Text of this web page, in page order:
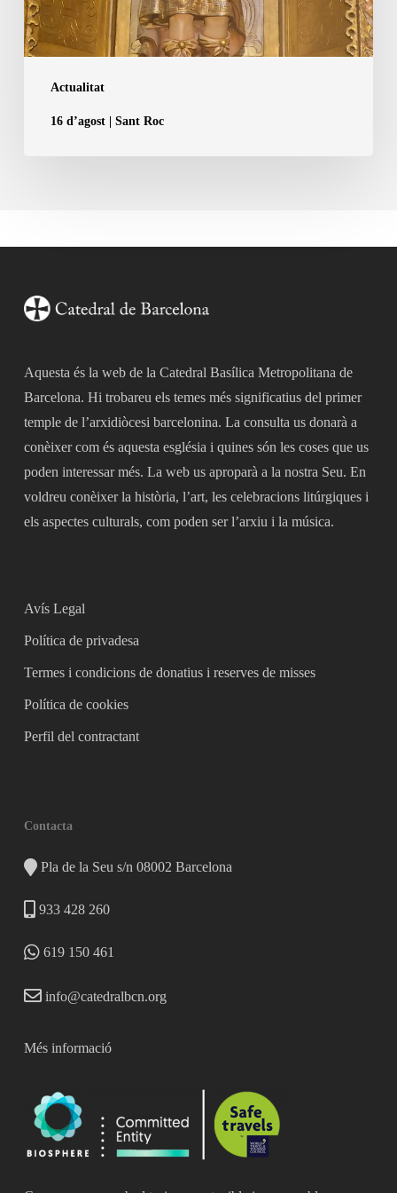
Actualitat
16 d’agost | Sant Roc
Aquesta és la web de la Catedral Basílica Metropolitana de
Barcelona. Hi trobareu els temes més significatius del primer
temple de l’arxidiòcesi barcelonina. La consulta us donarà a
conèixer com és aquesta església i quines són les coses que us
poden interessar més. La web us aproparà a la nostra Seu. En
voldreu conèixer la història, l’art, les celebracions litúrgiques i
els aspectes culturals, com poden ser l’arxiu i la música.
Avís Legal
Política de privadesa
Termes i condicions de donatius i reserves de misses
Política de cookies
Perfil del contractant
Contacta
Pla de la Seu s/n 08002 Barcelona
933 428 260
619 150 461
info@catedralbcn.org
Més informació